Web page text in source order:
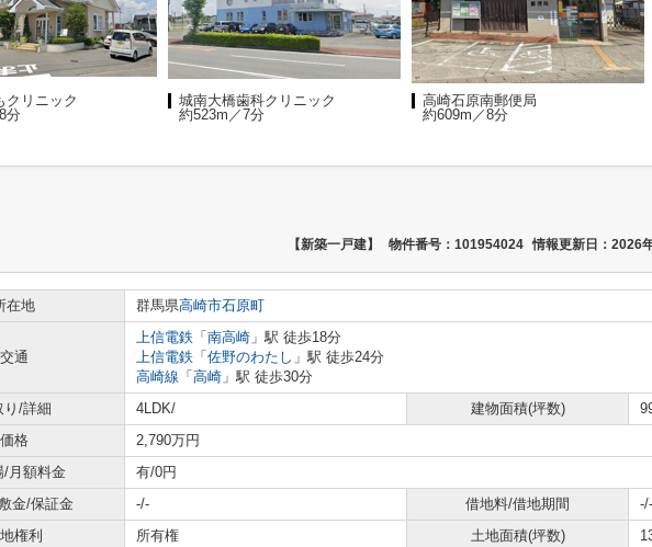
クリニック
分
城南大橋歯科クリニック
約523m／7分
高崎石原南郵便局
約609m／8分
【新築一戸建】 物件番号：101954024 情報更新日：2026
在地 群馬県高崎市石原町
交通
上信電鉄 「 南高崎 」駅 徒歩18分
上信電鉄 「 佐野のわたし 」駅 徒歩24分
高崎線 「 高崎 」駅 徒歩30分
り/詳細
4LDK/ 建物面積(坪数)
価格
2,790万円
/月額料金
有/0円
金/保証金
-/- 借地料/借地期間
-/-
権利
所有権 土地面積(坪数)